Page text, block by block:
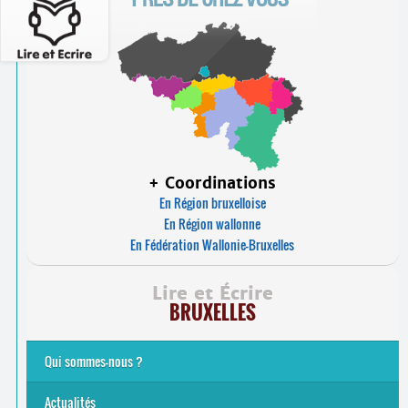
+ Coordinations
En Région bruxelloise
En Région wallonne
En Fédération Wallonie-Bruxelles
Lire et Écrire
BRUXELLES
Qui sommes-nous ?
Analphabétisme et illettrisme
L’alphabétisation populaire
Le mouvement Lire et Écrire
Nos missions
... Tous les articles
Actualités